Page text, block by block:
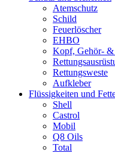
Atemschutz
Schild
Feuerlöscher
EHBO
Kopf, Gehör- &
Rettungsweste
Aufkleber
Flüssigkeiten und
Shell
Castrol
Mobil
Q8 Oils
Total